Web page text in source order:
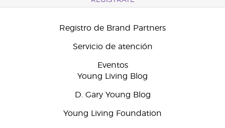
Registro de Brand Partners
Servicio de atención
Eventos
Young Living Blog
D. Gary Young Blog
Young Living Foundation